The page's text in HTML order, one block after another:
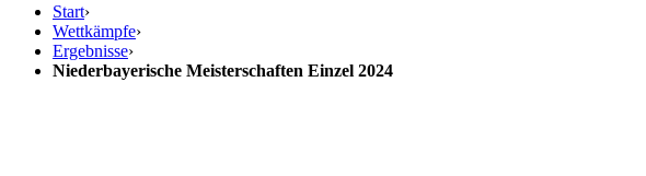
Start›
Wettkämpfe›
Ergebnisse›
Niederbayerische Meisterschaften Einzel 2024